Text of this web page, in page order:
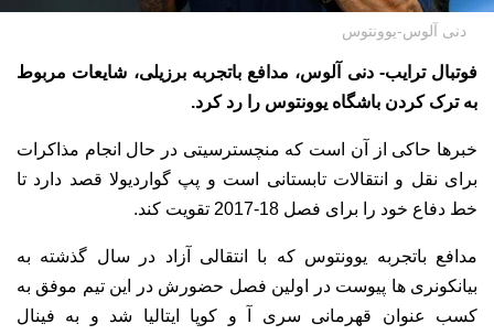
دنی آلوس-یوونتوس
فوتبال ترایب- دنی آلوس، مدافع باتجربه برزیلی، شایعات مربوط
به ترک کردن باشگاه یوونتوس را رد کرد.
خبرها حاکی از آن است که منچسترسیتی در حال انجام مذاکرات
برای نقل و انتقالات تابستانی است و پپ گواردیولا قصد دارد تا
خط دفاع خود را برای فصل 18-2017 تقویت کند.
مدافع باتجربه یوونتوس که با انتقالی آزاد در سال گذشته به
بیانکونری ها پیوست در اولین فصل حضورش در این تیم موفق به
کسب عنوان قهرمانی سری آ و کوپا ایتالیا شد و به فینال